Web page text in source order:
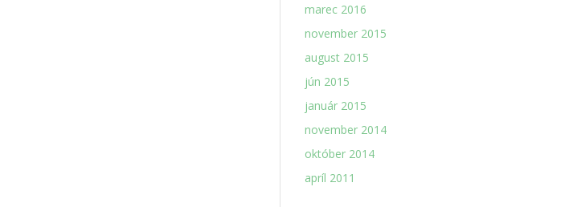
marec 2016
november 2015
august 2015
jún 2015
január 2015
november 2014
október 2014
apríl 2011